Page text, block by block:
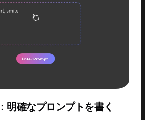
明確なプロンプトを書く